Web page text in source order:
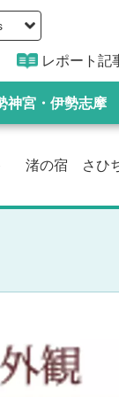
レポート記
神宮・伊勢志摩
渚の宿 さひ